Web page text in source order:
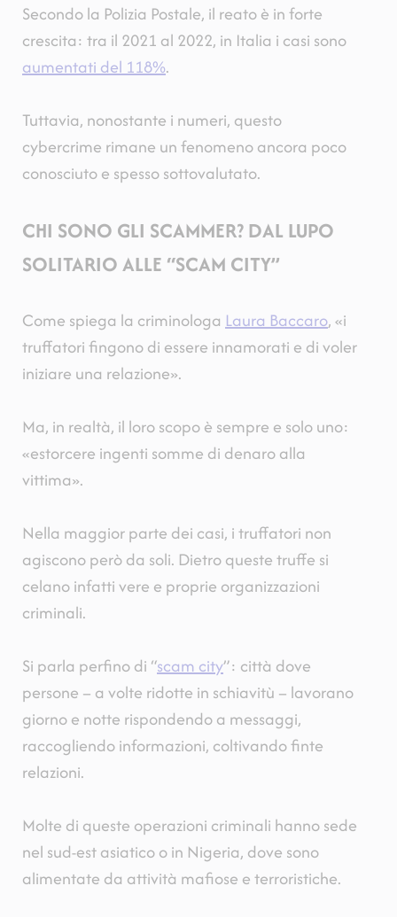
Secondo la Polizia Postale, il reato è in forte
crescita: tra il 2021 al 2022, in Italia i casi sono
aumentati del 118%.
Tuttavia, nonostante i numeri, questo
cybercrime rimane un fenomeno ancora poco
conosciuto e spesso sottovalutato.
CHI SONO GLI SCAMMER? DAL LUPO
SOLITARIO ALLE “SCAM CITY”
Come spiega la criminologa Laura Baccaro, «i
truffatori fingono di essere innamorati e di voler
iniziare una relazione».
Ma, in realtà, il loro scopo è sempre e solo uno:
«estorcere ingenti somme di denaro alla
vittima».
Nella maggior parte dei casi, i truffatori non
agiscono però da soli. Dietro queste truffe si
celano infatti vere e proprie organizzazioni
criminali.
Si parla perfino di “scam city”: città dove
persone – a volte ridotte in schiavitù – lavorano
giorno e notte rispondendo a messaggi,
raccogliendo informazioni, coltivando finte
relazioni.
Molte di queste operazioni criminali hanno sede
nel sud-est asiatico o in Nigeria, dove sono
alimentate da attività mafiose e terroristiche.